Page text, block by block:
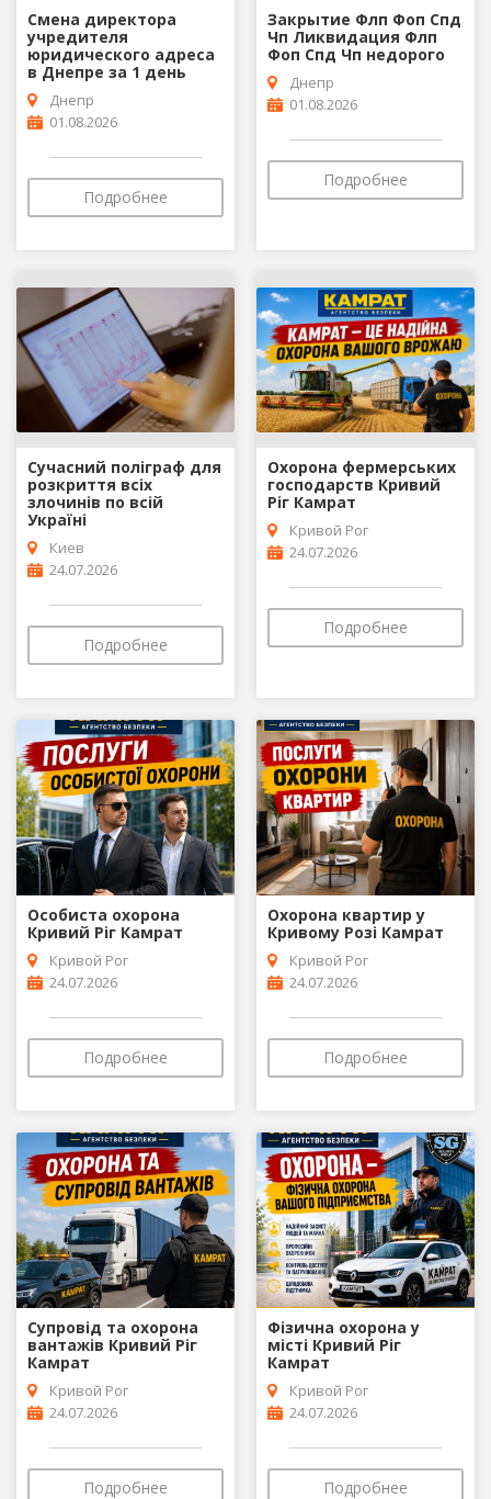
Смена директора
учредителя
юридического адреса
в Днепре за 1 день
Днепр
01.08.2026
Подробнее
Закрытие Флп Фоп Спд
Чп Ликвидация Флп
Фоп Спд Чп недорого
Днепр
01.08.2026
Подробнее
Сучасний поліграф для
розкриття всіх
злочинів по всій
Україні
Киев
24.07.2026
Подробнее
Охорона фермерських
господарств Кривий
Ріг Камрат
Кривой Рог
24.07.2026
Подробнее
Особиста охорона
Кривий Ріг Камрат
Кривой Рог
24.07.2026
Подробнее
Охорона квартир у
Кривому Розі Камрат
Кривой Рог
24.07.2026
Подробнее
Супровід та охорона
вантажів Кривий Ріг
Камрат
Кривой Рог
24.07.2026
Подробнее
Фізична охорона у
місті Кривий Ріг
Камрат
Кривой Рог
24.07.2026
Подробнее